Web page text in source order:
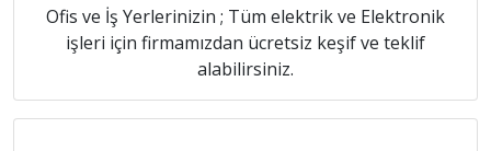
Ofis ve İş Yerlerinizin ; Tüm elektrik ve Elektronik
işleri için firmamızdan ücretsiz keşif ve teklif
alabilirsiniz.